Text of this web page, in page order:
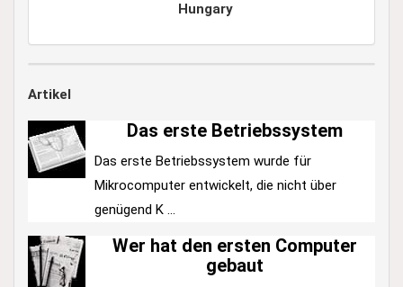
Hungary
Artikel
Das erste Betriebssystem
Das erste Betriebssystem wurde für
Mikrocomputer entwickelt, die nicht über
genügend K ...
Wer hat den ersten Computer
gebaut